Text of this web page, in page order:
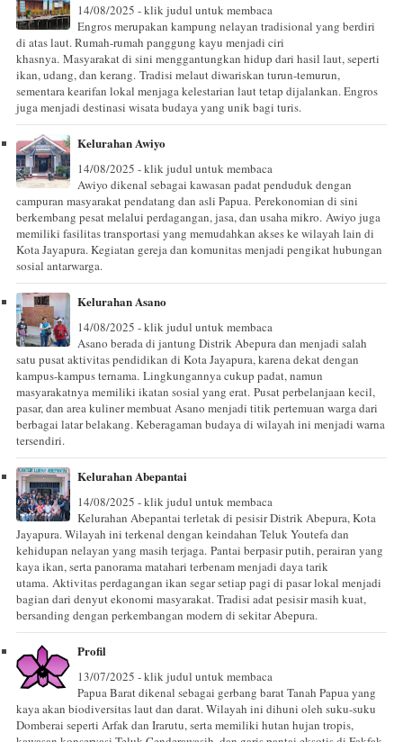
14/08/2025 - klik judul untuk membaca
Engros merupakan kampung nelayan tradisional yang berdiri
di atas laut. Rumah-rumah panggung kayu menjadi ciri
khasnya. Masyarakat di sini menggantungkan hidup dari hasil laut, seperti
ikan, udang, dan kerang. Tradisi melaut diwariskan turun-temurun,
sementara kearifan lokal menjaga kelestarian laut tetap dijalankan. Engros
juga menjadi destinasi wisata budaya yang unik bagi turis.
Kelurahan Awiyo
14/08/2025 - klik judul untuk membaca
Awiyo dikenal sebagai kawasan padat penduduk dengan
campuran masyarakat pendatang dan asli Papua. Perekonomian di sini
berkembang pesat melalui perdagangan, jasa, dan usaha mikro. Awiyo juga
memiliki fasilitas transportasi yang memudahkan akses ke wilayah lain di
Kota Jayapura. Kegiatan gereja dan komunitas menjadi pengikat hubungan
sosial antarwarga.
Kelurahan Asano
14/08/2025 - klik judul untuk membaca
Asano berada di jantung Distrik Abepura dan menjadi salah
satu pusat aktivitas pendidikan di Kota Jayapura, karena dekat dengan
kampus-kampus ternama. Lingkungannya cukup padat, namun
masyarakatnya memiliki ikatan sosial yang erat. Pusat perbelanjaan kecil,
pasar, dan area kuliner membuat Asano menjadi titik pertemuan warga dari
berbagai latar belakang. Keberagaman budaya di wilayah ini menjadi warna
tersendiri.
Kelurahan Abepantai
14/08/2025 - klik judul untuk membaca
Kelurahan Abepantai terletak di pesisir Distrik Abepura, Kota
Jayapura. Wilayah ini terkenal dengan keindahan Teluk Youtefa dan
kehidupan nelayan yang masih terjaga. Pantai berpasir putih, perairan yang
kaya ikan, serta panorama matahari terbenam menjadi daya tarik
utama. Aktivitas perdagangan ikan segar setiap pagi di pasar lokal menjadi
bagian dari denyut ekonomi masyarakat. Tradisi adat pesisir masih kuat,
bersanding dengan perkembangan modern di sekitar Abepura.
Profil
13/07/2025 - klik judul untuk membaca
Papua Barat dikenal sebagai gerbang barat Tanah Papua yang
kaya akan biodiversitas laut dan darat. Wilayah ini dihuni oleh suku-suku
Domberai seperti Arfak dan Irarutu, serta memiliki hutan hujan tropis,